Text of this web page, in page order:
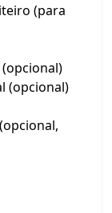
(para
(opcional)